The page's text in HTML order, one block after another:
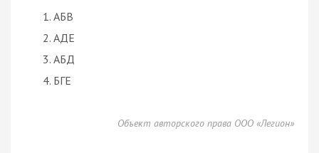
АБВ
АДЕ
АБД
БГЕ
Объект авторского права ООО «Легион»